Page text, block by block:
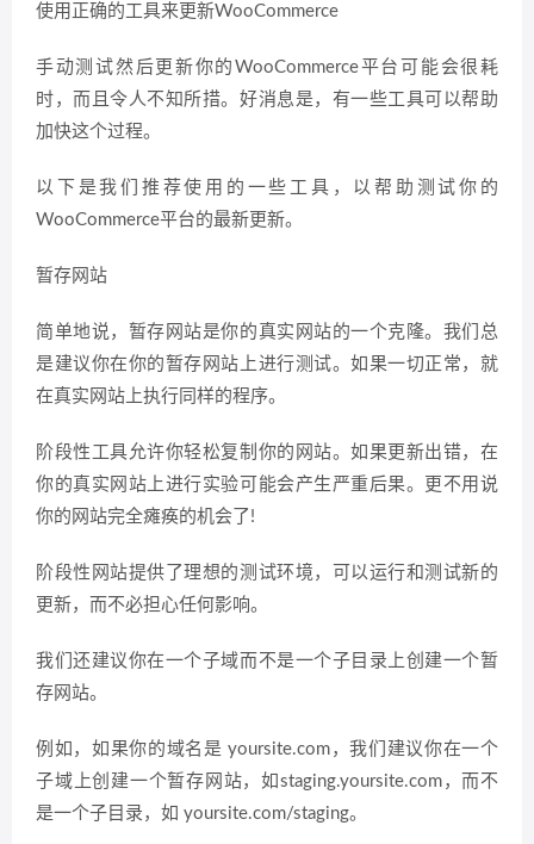
使用正确的工具来更新WooCommerce
手动测试然后更新你的WooCommerce平台可能会很耗
时，而且令人不知所措。好消息是，有一些工具可以帮助
加快这个过程。
以下是我们推荐使用的一些工具，以帮助测试你的
WooCommerce平台的最新更新。
暂存网站
简单地说，暂存网站是你的真实网站的一个克隆。我们总
是建议你在你的暂存网站上进行测试。如果一切正常，就
在真实网站上执行同样的程序。
阶段性工具允许你轻松复制你的网站。如果更新出错，在
你的真实网站上进行实验可能会产生严重后果。更不用说
你的网站完全瘫痪的机会了!
阶段性网站提供了理想的测试环境，可以运行和测试新的
更新，而不必担心任何影响。
我们还建议你在一个子域而不是一个子目录上创建一个暂
存网站。
例如，如果你的域名是 yoursite.com，我们建议你在一个
子域上创建一个暂存网站，如staging.yoursite.com，而不
是一个子目录，如 yoursite.com/staging。